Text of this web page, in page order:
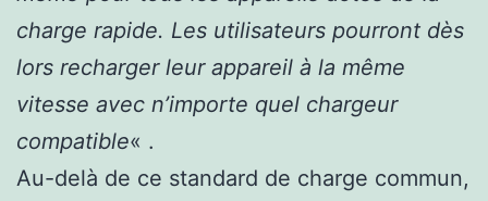
charge rapide. Les utilisateurs pourront dès
lors recharger leur appareil à la même
vitesse avec n’importe quel chargeur
compatible« .
Au-delà de ce standard de charge commun,